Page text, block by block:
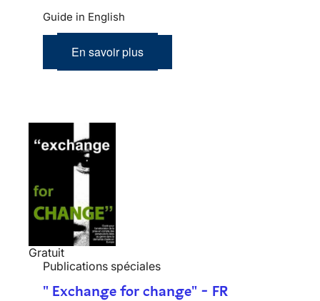
Guide in English
En savoir plus
Gratuit
Publications spéciales
" Exchange for change" - FR